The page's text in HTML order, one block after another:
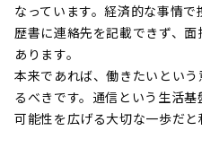
なっています。経済的な事情
歴書に連絡先を記載できず、
あります。
本来であれば、働きたいとい
るべきです。通信という生活
可能性を広げる大切な一歩だと